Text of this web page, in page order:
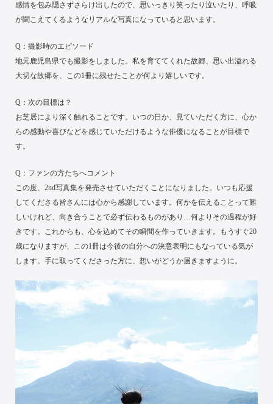
感情を包み隠さずさらけ出したので、思いっきり笑ったり泣いたり、呼吸
が聞こえてくるようなリアルな写真になっていると思います。
Q：撮影時のエピソード
地元鹿児島県でも撮影をしました。私を育ててくれた故郷、思い出溢れる
大切な故郷を、この1冊に残せたことが何より嬉しいです。
Q：次の目標は？
お芝居により深く触れることです。いつの日か、見ていただく方に、心か
らの感動や喜びなどを感じていただけるような俳優になることが目標で
す。
Q：ファンの方たちへコメント
この度、2nd写真集を発売させていただくことになりました。いつも応援
してくださる皆さんには心から感謝しています。何かを伝えることって難
しいけれど、向き合うことで必ず伝わるものがあり…何よりその過程が好
きです。これからも、心を込めてその瞬間を作っていきます。もうすぐ20
歳になりますが、この1冊は今後の自分への決意表明にもなっている気が
します。手に取ってくださった方に、想いがどうか届きますように。